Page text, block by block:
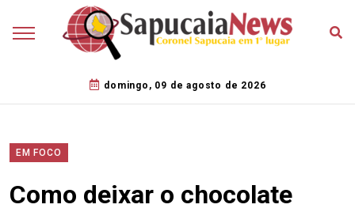
domingo, 09 de agosto de 2026
EM FOCO
Como deixar o chocolate